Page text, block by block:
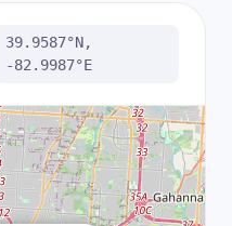
39.9587°N,
-82.9987°E